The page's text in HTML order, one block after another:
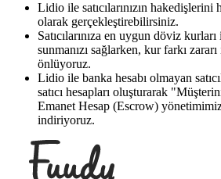
Lidio ile satıcılarınızın hakedişlerini
olarak gerçekleştirebilirsiniz.
Satıcılarınıza en uygun döviz
sunmanızı sağlarken, kur farkı zararı
önlüyoruz.
Lidio ile banka hesabı olmayan
satıcı hesapları oluşturarak
Emanet Hesap (Escrow)
indiriyoruz.